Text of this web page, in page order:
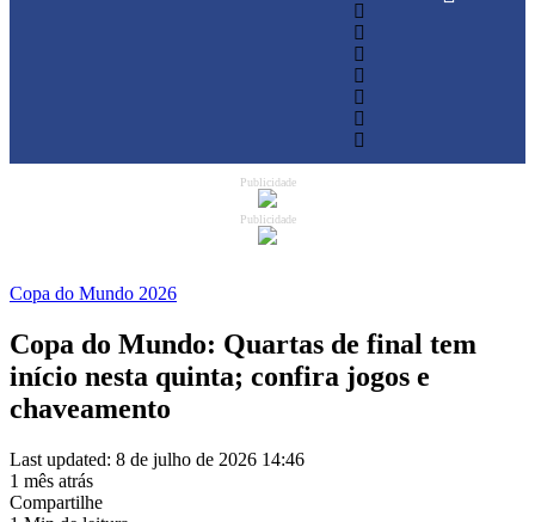
Publicidade
Publicidade
Copa do Mundo 2026
Copa do Mundo: Quartas de final tem
início nesta quinta; confira jogos e
chaveamento
Last updated: 8 de julho de 2026 14:46
1 mês atrás
Compartilhe